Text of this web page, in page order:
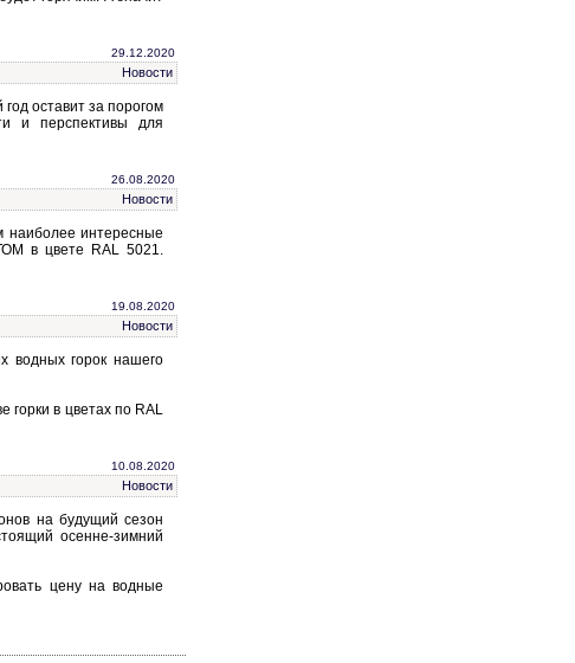
29.12.2020
Новости
оставит за порогом
и перспективы для
26.08.2020
Новости
наиболее интересные
в цвете RAL 5021.
19.08.2020
Новости
водных горок нашего
горки в цветах по RAL
10.08.2020
Новости
на будущий сезон
осенне-зимний
цену на водные